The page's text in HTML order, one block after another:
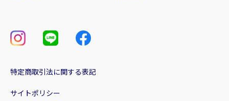
特定商取引法に関する表記
サイトポリシー